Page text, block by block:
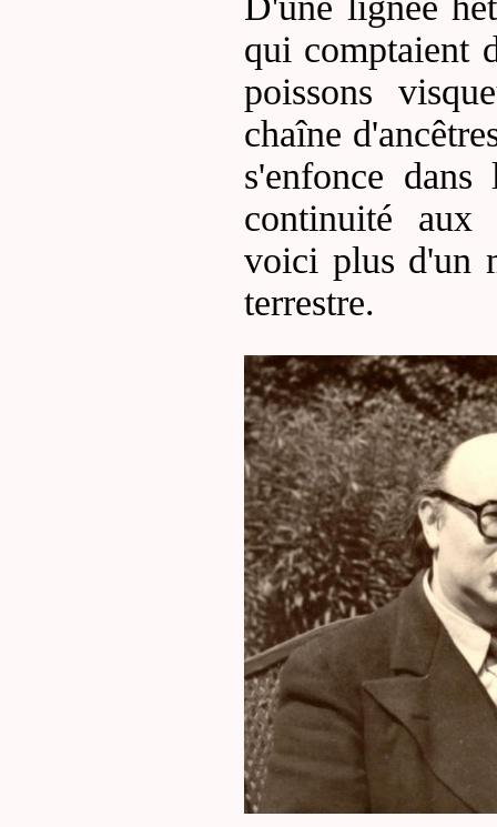
qui comptaient
poissons
chaîne
s'enfonce
continuité aux
voici plus d'un
terrestre.